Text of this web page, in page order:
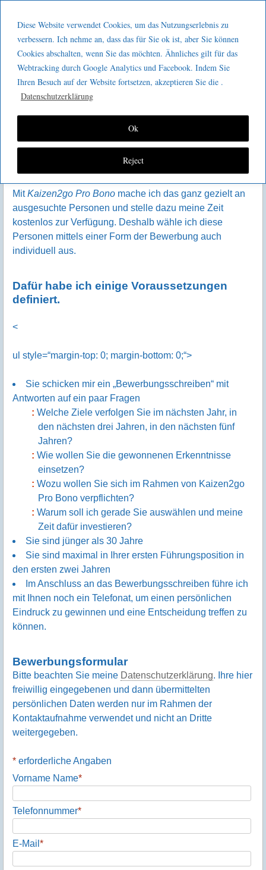
Diese Website verwendet Cookies, um das Nutzungserlebnis zu
verbessern. Ich nehme an, dass das für Sie ok ist, aber Sie können
Cookies abschalten, wenn Sie das möchten. Ähnliches gilt für das
Webtracking durch Google Analytics und Facebook. Indem Sie
Ihren Besuch auf der Website fortsetzen, akzeptieren Sie die .
Datenschutzerklärung
Reject
Ok
GeeMco :
Götz Müller
Consulting
Kaizen2go Pro Bono
Ein Teil meiner persönlichen Lebensphilosophie ist es,
mein Wissen und meine Erfahrung weiterzugeben.
MitKaizen2go Pro Bono mache ich das ganz gezielt an
ausgesuchte Personen und stelle dazu meine Zeit
kostenlos zur Verfügung. Deshalb wähle ich diese
Personen mittels einer Form der Bewerbung auch
individuell aus.
Dafür habe ich einige Voraussetzungen
definiert.
<
ul style=“margin-top: 0; margin-bottom: 0;“>
Sie schicken mir ein „Bewerbungsschreiben“ mit
Antworten auf ein paar Fragen
Welche Ziele verfolgen Sie im nächsten Jahr, in
den nächsten drei Jahren, in den nächsten fünf
Jahren?
Wie wollen Sie die gewonnenen Erkenntnisse
einsetzen?
Wozu wollen Sie sich im Rahmen von Kaizen2go
Pro Bono verpflichten?
Warum soll ich gerade Sie auswählen und meine
Zeit dafür investieren?
Sie sind jünger als 30 Jahre
Sie sind maximal in Ihrer ersten Führungsposition in
den ersten zwei Jahren
Im Anschluss an das Bewerbungsschreiben führe ich
mit Ihnen noch ein Telefonat, um einen persönlichen
Eindruck zu gewinnen und eine Entscheidung treffen zu
können.
Bewerbungsformular
Bitte beachten Sie meine Datenschutzerklärung. Ihre hier
freiwillig eingegebenen und dann übermittelten
persönlichen Daten werden nur im Rahmen der
Kontaktaufnahme verwendet und nicht an Dritte
weitergegeben.
* erforderliche Angaben
Vorname Name*
Telefonnummer*
E-Mail *